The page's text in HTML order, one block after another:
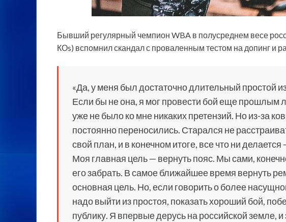
Бывший регулярный чемпион WBA в полусреднем весе
КОs) вспомнил скандал с проваленным тестом на допинг и
«Да, у меня был достаточно длительный простой
Если бы не она, я мог провести бой еще прошлым
уже не было ко мне никаких претензий. Но из-за
постоянно переносились. Старался не
свой план, и в конечном итоге, все что ни
Моя главная цель — вернуть пояс. Мы сами,
его забрать. В самое ближайшее время вернуть
основная цель. Но, если говорить о более
надо выйти из простоя, показать хороший бой,
публику. Я впервые дерусь на российской земле, и